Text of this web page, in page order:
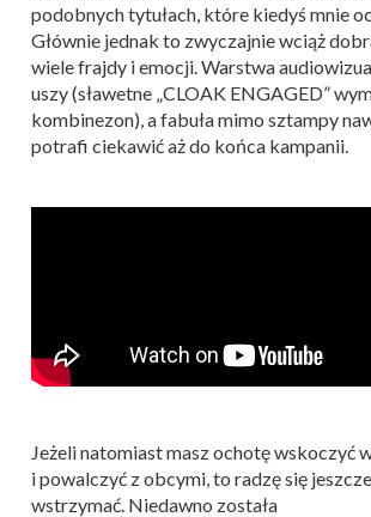
podobnych tytułach, które kiedyś mnie
Głównie jednak to zwyczajnie wciąż
wiele frajdy i emocji. Warstwa
uszy (sławetne „CLOAK ENGAGED”
kombinezon), a fabuła mimo sztampy
potrafi ciekawić aż do końca kampanii.
Jeżeli natomiast masz ochotę wskoczyć
i powalczyć z obcymi, to radzę się
wstrzymać. Niedawno została